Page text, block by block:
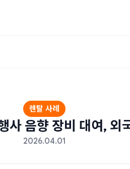
렌탈 사례
사 음향 장비 대여, 외
2026.04.01